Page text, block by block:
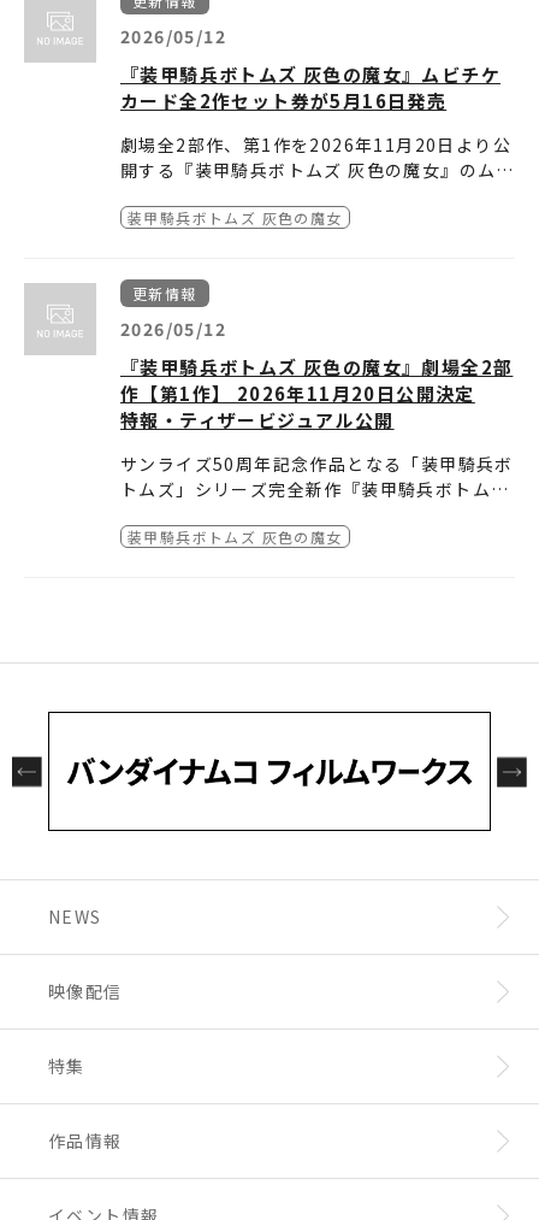
2026年秋発売決定！
※静岡ホビーショーにて試作品展示予定
●BANDAI SPIRITS
完成品フィギュアブランド「TAMASHII NATI
ONS」から、
「HI-METAL R スコープドッグ 灰色の魔女[デ
※静岡ホビーショーにて試作品展示予定
●メガハウス
新コレクタブルキットシリーズ「VA-KIT PLA
全高8㎝のコレクタブル仕様の一部彩色済みプ
ラキットシリーズ。
※静岡ホビーショー会場にて参考展示予定
【第64回静岡ホビーショー 開催概要】
一般公開日：5月16日（土）・17日（日）9:00
～16:00
会場：ツインメッセ静岡 静岡県静岡市駿河区曲
リンク：https://www.hobby-shizuoka.co
m
※ご来場には事前登録が必要です
2026/05/12
『装甲騎兵ボトムズ 灰色の魔女』ムビチケ
カード全2作セット券が5月16日発売
劇場全2部作、第1作を2026年11月20日より公
開する『装甲騎兵ボトムズ 灰色の魔女』のムビ
り発売いたします。
に開催される第64回静岡ホビーショー（一般公
開日）の会場および通販サイトにて販売いたし
ます。
数量限定につき、なくなり次第終了となりま
す。
■仕様 ：『装甲騎兵ボトムズ 灰色の魔女』第1
作・第2作【ムビチケカード全2作セット券】
（サイズ120㎜×70㎜）
■販売場所
・静岡ホビーショー（南展示場内バンダイナム
コフィルムワークスブース）
【5月16日（土）9-17時、5月17日（日）9時-
16時に販売】
・メイジャー販売サイト 映画前売券のことなら
メイジャー（通販）
【5月16日（土）9時から販売開始】
nformation.php?id=M13013113612
・MOVIE WALKER STORE（通販）
URL：https://store.moviewalker.jp/item/
detail/4551/?ref=official
■注意事項
※数に限りがございます。無くなり次第終了と
なります。
※アクセス集中により、メイジャー販売サイ
ト、およびMOVIE WALKER STOREに繋がり
き時にエラー等になり、注文が完了したかどう
たはご利用いただいた各サイトの「マイペー
お、各サイトの「マイページ」をご利用いただ
くには、メイジャー販売サイトは同サイトの会
員登録、MOVIE WALKER STOREはMOVIE W
装甲騎兵ボトムズ 灰色の魔女
更新情報
2026/05/12
『装甲騎兵ボトムズ 灰色の魔女』劇場全2部
作【第1作】 2026年11月20日公開決定
特報・ティザービジュアル公開
サンライズ50周年記念作品となる「装甲騎兵ボ
トムズ」シリーズ完全新作『装甲騎兵ボトムズ
11月20日(金)に劇場公開することが決定しまし
また、本作には『装甲騎兵ボトムズ』原作・監
を担当する常木志伸と、漫画『装甲騎兵ボトム
大が参加。さらに音楽は数々の作品で押井守と
■特報
また監督を務める押井守、原作・監修の髙橋良
押井守（監督）
て、私自身、“押井タッチ”のファンなんです。
装甲騎兵ボトムズ 灰色の魔女
NEWS
映像配信
特集
作品情報